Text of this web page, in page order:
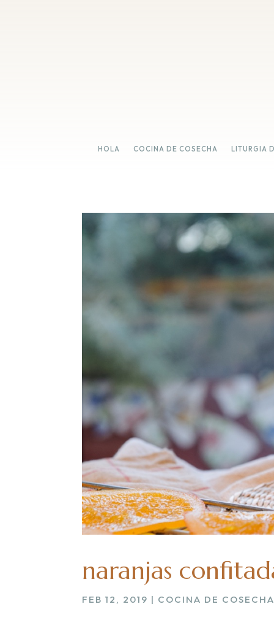
HOLA COCINA DE COSECHA LITURGIA
naranjas
FEB 12, 2019 | COCINA DE